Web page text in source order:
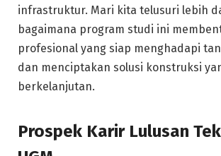
infrastruktur. Mari kita telusuri lebih
bagaimana program studi ini
profesional yang siap menghadapi
dan menciptakan solusi konstruksi
berkelanjutan.
Prospek Karir Lulusan